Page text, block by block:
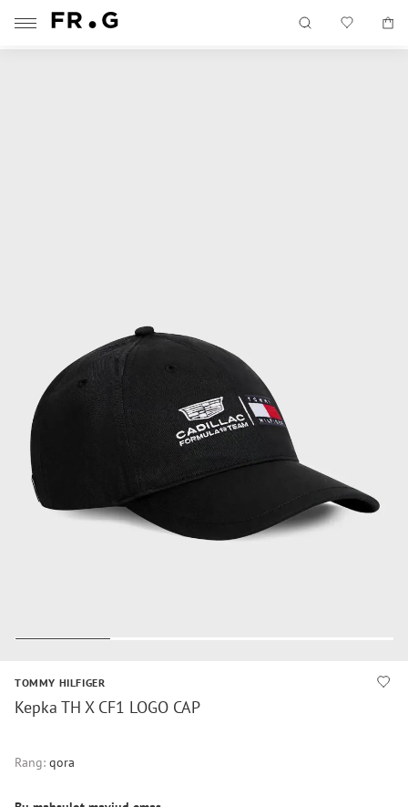
TOMMY HILFIGER
Kepka TH X CF1 LOGO CAP
Rang: qora